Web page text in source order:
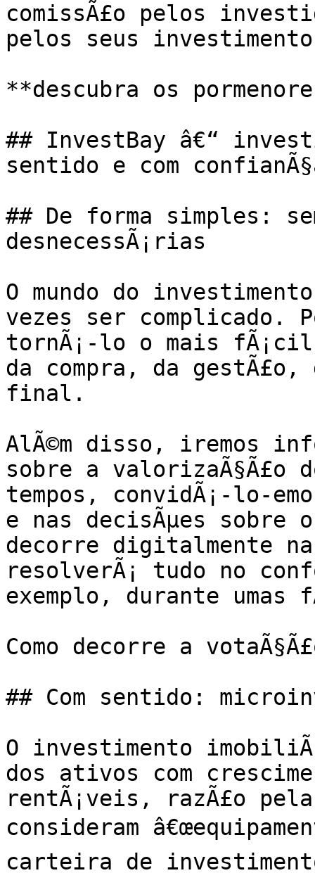
comissÃ£o pelos
pelos seus
**descubra os
## InvestBay â€“
sentido e com
## De forma simples:
desnecessÃ¡rias
O mundo do
vezes ser complicado.
tornÃ¡-lo o mais
da compra, da gestÃ£o,
final.
AlÃ©m disso, iremos
sobre a valorizaÃ§Ã£o
tempos, convidÃ¡-lo-
e nas decisÃµes sobre
decorre digitalmente
resolverÃ¡ tudo no
exemplo, durante umas
Como decorre a
## Com sentido:
O investimento
dos ativos com
rentÃ¡veis, razÃ£o
consideram
carteira de